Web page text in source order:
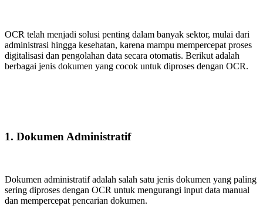
OCR telah menjadi solusi penting dalam banyak sektor, mulai dari
administrasi hingga kesehatan, karena mampu mempercepat proses
digitalisasi dan pengolahan data secara otomatis. Berikut adalah
berbagai jenis dokumen yang cocok untuk diproses dengan OCR.
1. Dokumen Administratif
Dokumen administratif adalah salah satu jenis dokumen yang paling
sering diproses dengan OCR untuk mengurangi input data manual
dan mempercepat pencarian dokumen.